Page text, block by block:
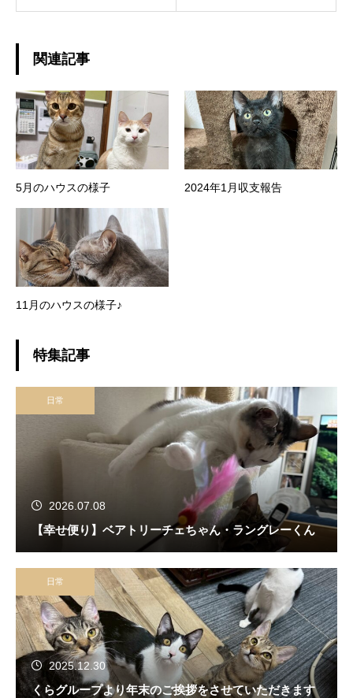
関連記事
5月のハウスの様子 2024年1月収支報告
11月のハウスの様子♪
特集記事
日常
2026.07.08
【幸せ便り】ベアトリーチェちゃん・ラングレーくん
日常
2025.12.30
くらグループより年末のご挨拶をさせていただきます